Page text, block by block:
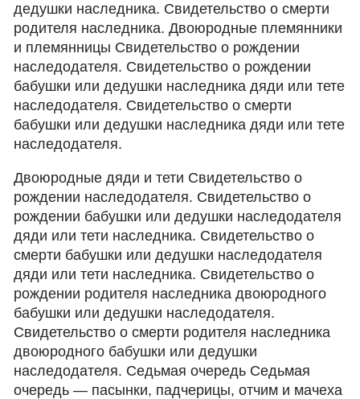
дедушки наследника. Свидетельство о смерти
родителя наследника. Двоюродные племянники
и племянницы Свидетельство о рождении
наследодателя. Свидетельство о рождении
бабушки или дедушки наследника дяди или тете
наследодателя. Свидетельство о смерти
бабушки или дедушки наследника дяди или тете
наследодателя.
Двоюродные дяди и тети Свидетельство о
рождении наследодателя. Свидетельство о
рождении бабушки или дедушки наследодателя
дяди или тети наследника. Свидетельство о
смерти бабушки или дедушки наследодателя
дяди или тети наследника. Свидетельство о
рождении родителя наследника двоюродного
бабушки или дедушки наследодателя.
Свидетельство о смерти родителя наследника
двоюродного бабушки или дедушки
наследодателя. Седьмая очередь Седьмая
очередь — пасынки, падчерицы, отчим и мачеха